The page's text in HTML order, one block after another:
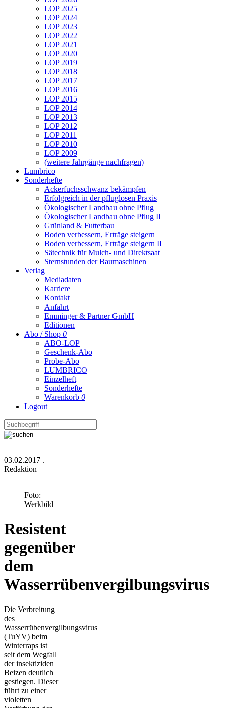
LOP 2025
LOP 2024
LOP 2023
LOP 2022
LOP 2021
LOP 2020
LOP 2019
LOP 2018
LOP 2017
LOP 2016
LOP 2015
LOP 2014
LOP 2013
LOP 2012
LOP 2011
LOP 2010
LOP 2009
(weitere Jahrgänge nachfragen)
Lumbrico
Sonderhefte
Ackerfuchsschwanz bekämpfen
Erfolgreich in der pfluglosen Praxis
Ökologischer Landbau ohne Pflug
Ökologischer Landbau ohne Pflug II
Grünland & Futterbau
Boden verbessern, Erträge steigern
Boden verbessern, Erträge steigern II
Sätechnik für Mulch- und Direktsaat
Sternstunden der Baumaschinen
Verlag
Mediadaten
Karriere
Kontakt
Anfahrt
Emminger & Partner GmbH
Editionen
Abo / Shop 0
ABO-LOP
Geschenk-Abo
Probe-Abo
LUMBRICO
Einzelheft
Sonderhefte
Warenkorb 0
Logout
03.02.2017 .
Redaktion
Foto:
Werkbild
Resistent
gegenüber
dem
Wasserrübenvergilbungsvirus
Die Verbreitung
des
Wasserrübenvergilbungsvirus
(TuYV) beim
Winterraps ist
seit dem Wegfall
der insektiziden
Beizen deutlich
gestiegen. Dieser
führt zu einer
violetten